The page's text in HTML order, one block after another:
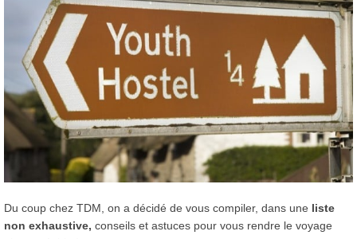
Du coup chez TDM, on a décidé de vous compiler, dans une liste
non exhaustive, conseils et astuces pour vous rendre le voyage